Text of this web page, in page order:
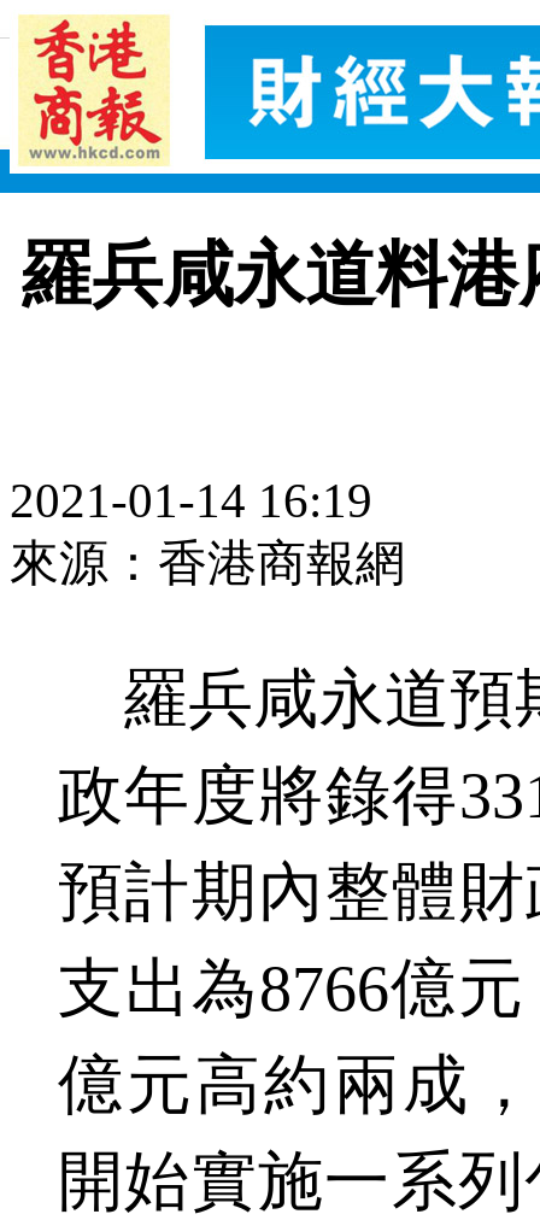
羅兵咸永道料港
2021-01-14 16:19
來源：香港商報網
羅兵咸永道預
政年度將錄得
預計期內整體
支出為8766億
億元高約兩成
開始實施一系